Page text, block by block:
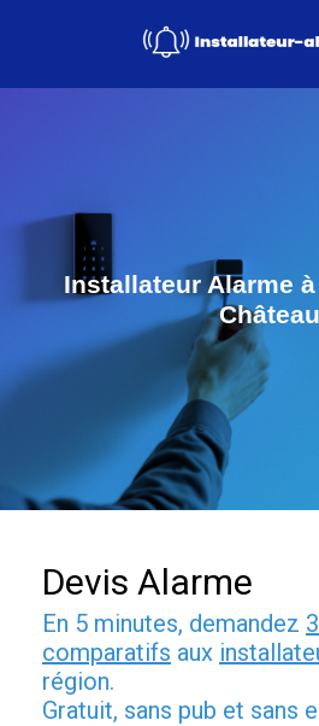
Installateur Alarme
Château
Devis Alarme
En 5 minutes, demandez
comparatifs aux
région.
Gratuit, sans pub et sans